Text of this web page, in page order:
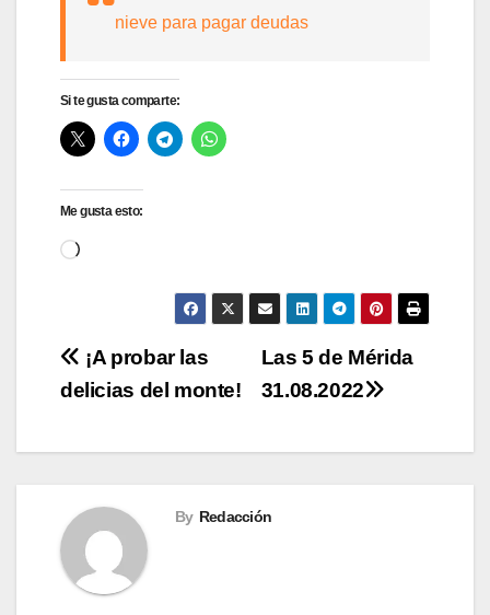
nieve para pagar deudas
Si te gusta comparte:
Me gusta esto:
Cargando...
Navegación
de
entradas
Las 5 de Mérida
31.08.2022
¡A probar las
delicias del monte!
By Redacción